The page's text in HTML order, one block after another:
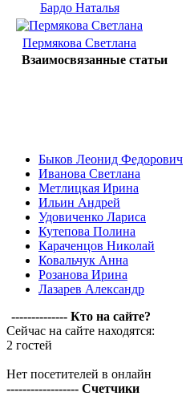
Бардо Наталья
Пермякова Светлана
Взаимосвязанные статьи
Быков Леонид Федорович
Иванова Светлана
Метлицкая Ирина
Ильин Андрей
Удовиченко Лариса
Кутепова Полина
Караченцов Николай
Ковальчук Анна
Розанова Ирина
Лазарев Александр
-------------- Кто на сайте?
Сейчас на сайте находятся:
2 гостей
Нет посетителей в онлайн
------------------ Счетчики